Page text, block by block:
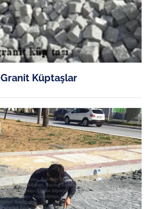
Granit Küptaşlar